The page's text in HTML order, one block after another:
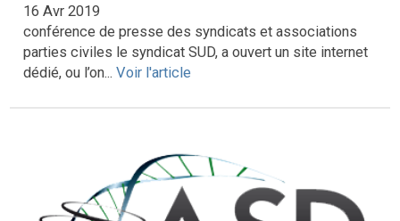
16 Avr 2019
conférence de presse des syndicats et associations
parties civiles le syndicat SUD, a ouvert un site internet
dédié, ou l’on...Voir l'article